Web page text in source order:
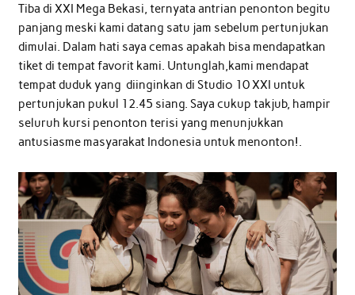
Tiba di XXI Mega Bekasi, ternyata antrian penonton begitu
panjang meski kami datang satu jam sebelum pertunjukan
dimulai. Dalam hati saya cemas apakah bisa mendapatkan
tiket di tempat favorit kami. Untunglah,kami mendapat
tempat duduk yang diinginkan di Studio 10 XXI untuk
pertunjukan pukul 12.45 siang. Saya cukup takjub, hampir
seluruh kursi penonton terisi yang menunjukkan
antusiasme masyarakat Indonesia untuk menonton!.